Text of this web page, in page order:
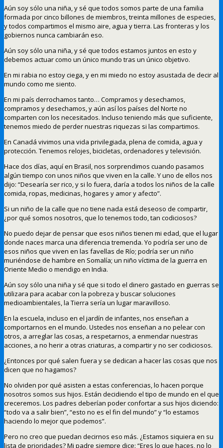
Aún soy sólo una niña, y sé que todos somos parte de una familia
formada por cinco billones de miembros, treinta millones de especies,
y todos compartimos el mismo aire, agua y tierra. Las fronteras y los
gobiernos nunca cambiarán eso.
Aún soy sólo una niña, y sé que todos estamos juntos en esto y
debemos actuar como un único mundo tras un único objetivo.
En mi rabia no estoy ciega, y en mi miedo no estoy asustada de decir al
mundo como me siento.
En mi país derrochamos tanto… Compramos y desechamos,
compramos y desechamos, y aún así los países del Norte no
comparten con los necesitados. Incluso teniendo más que suficiente,
tenemos miedo de perder nuestras riquezas si las compartimos.
En Canadá vivimos una vida privilegiada, plena de comida, agua y
protección. Tenemos relojes, bicicletas, ordenadores y televisión.
Hace dos días, aquí en Brasil, nos sorprendimos cuando pasamos
algún tiempo con unos niños que viven en la calle. Y uno de ellos nos
dijo: “Desearía ser rico, y si lo fuera, daría a todos los niños de la calle
comida, ropas, medicinas, hogares y amor y afecto”.
Si un niño de la calle que no tiene nada está deseoso de compartir,
¿por qué somos nosotros, que lo tenemos todo, tan codiciosos?
No puedo dejar de pensar que esos niños tienen mi edad, que el lugar
donde naces marca una diferencia tremenda. Yo podría ser uno de
esos niños que viven en las favellas de Río; podría ser un niño
muriéndose de hambre en Somalía; un niño víctima de la guerra en
Oriente Medio o mendigo en India.
Aún soy sólo una niña y sé que si todo el dinero gastado en guerras se
utilizara para acabar con la pobreza y buscar soluciones
medioambientales, la Tierra sería un lugar maravilloso.
En la escuela, incluso en el jardín de infantes, nos enseñan a
comportarnos en el mundo. Ustedes nos enseñan a no pelear con
otros, a arreglar las cosas, a respetarnos, a enmendar nuestras
acciones, a no herir a otras criaturas, a compartir y no ser codiciosos.
¿Entonces por qué salen fuera y se dedican a hacer las cosas que nos
dicen que no hagamos?
No olviden por qué asisten a estas conferencias, lo hacen porque
nosotros somos sus hijos. Están decidiendo el tipo de mundo en el que
creceremos. Los padres deberían poder confortar a sus hijos diciendo:
“todo va a salir bien”, “esto no es el fin del mundo” y “lo estamos
haciendo lo mejor que podemos”.
Pero no creo que puedan decirnos eso más. ¿Estamos siquiera en su
lista de prioridades? Mi padre siempre dice: “Eres lo que haces, no lo